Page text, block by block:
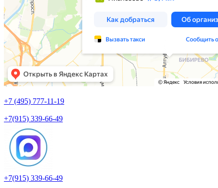
+7 (495) 777-11-19
+7(915) 339-66-49
+7(915) 339-66-49